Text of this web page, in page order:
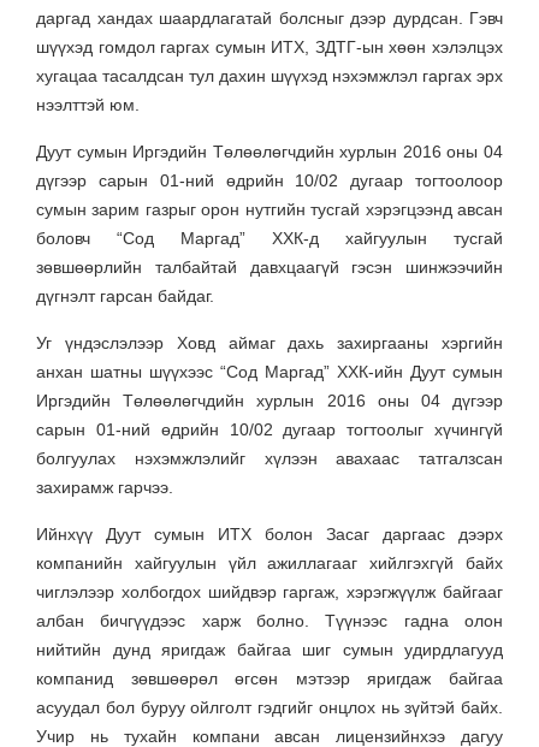
даргад хандах шаардлагатай болсныг дээр дурдсан. Гэвч
шүүхэд гомдол гаргах сумын ИТХ, ЗДТГ-ын хөөн хэлэлцэх
хугацаа тасалдсан тул дахин шүүхэд нэхэмжлэл гаргах эрх
нээлттэй юм.
Дуут сумын Иргэдийн Төлөөлөгчдийн хурлын 2016 оны 04
дүгээр сарын 01-ний өдрийн 10/02 дугаар тогтоолоор
сумын зарим газрыг орон нутгийн тусгай хэрэгцээнд авсан
боловч “Сод Маргад” ХХК-д хайгуулын тусгай
зөвшөөрлийн талбайтай давхцаагүй гэсэн шинжээчийн
дүгнэлт гарсан байдаг.
Уг үндэслэлээр Ховд аймаг дахь захиргааны хэргийн
анхан шатны шүүхээс “Сод Маргад” ХХК-ийн Дуут сумын
Иргэдийн Төлөөлөгчдийн хурлын 2016 оны 04 дүгээр
сарын 01-ний өдрийн 10/02 дугаар тогтоолыг хүчингүй
болгуулах нэхэмжлэлийг хүлээн авахаас татгалзсан
захирамж гарчээ.
Ийнхүү Дуут сумын ИТХ болон Засаг даргаас дээрх
компанийн хайгуулын үйл ажиллагааг хийлгэхгүй байх
чиглэлээр холбогдох шийдвэр гаргаж, хэрэгжүүлж байгааг
албан бичгүүдээс харж болно. Түүнээс гадна олон
нийтийн дунд яригдаж байгаа шиг сумын удирдлагууд
компанид зөвшөөрөл өгсөн мэтээр яригдаж байгаа
асуудал бол буруу ойлголт гэдгийг онцлох нь зүйтэй байх.
Учир нь тухайн компани авсан лицензийнхээ дагуу